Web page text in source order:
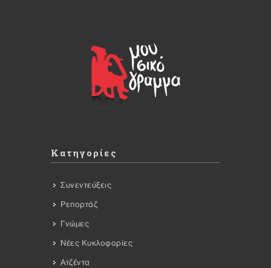
Κατηγορίες
Συνεντεύξεις
Ρεπορτάζ
Γνώμες
Νέες Κυκλοφορίες
Ατζέντα